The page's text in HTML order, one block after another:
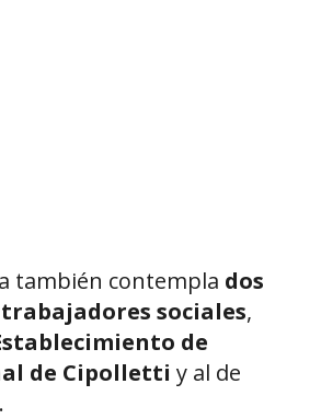
también contempla dos
sociales,
de
de Cipolletti y al de
.